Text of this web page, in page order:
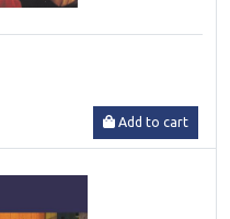
Add to cart